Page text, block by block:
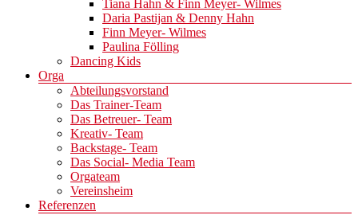
Tiana Hahn & Finn Meyer- Wilmes
Daria Pastijan & Denny Hahn
Finn Meyer- Wilmes
Paulina Fölling
Dancing Kids
Orga
Abteilungsvorstand
Das Trainer-Team
Das Betreuer- Team
Kreativ- Team
Backstage- Team
Das Social- Media Team
Orgateam
Vereinsheim
Referenzen